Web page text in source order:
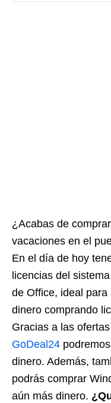
¿Acabas de
vacaciones en el
En el día de hoy
licencias del
de Office, ideal
dinero comprando
Gracias a las
GoDeal24
dinero. Además,
podrás comprar
aún más dinero.